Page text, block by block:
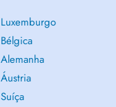
Luxemburgo
Bélgica
Alemanha
Áustria
Suíça